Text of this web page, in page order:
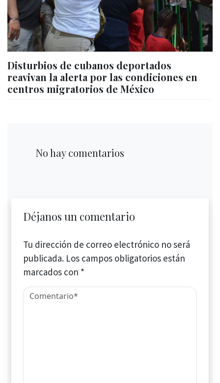
Disturbios de cubanos deportados
reavivan la alerta por las condiciones en
centros migratorios de México
No hay comentarios
Déjanos un comentario
Tu dirección de correo electrónico no será
publicada. Los campos obligatorios están
marcados con *